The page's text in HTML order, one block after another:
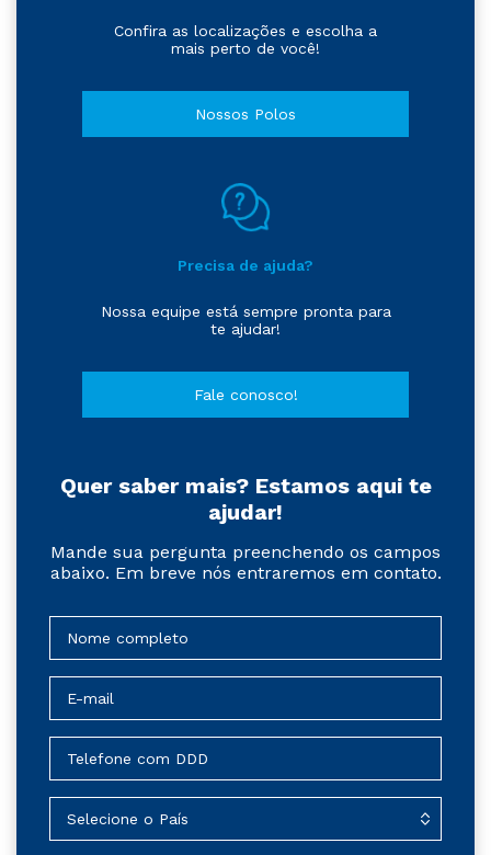
Confira as localizações e escolha a
mais perto de você!
Nossos Polos
Precisa de ajuda?
Nossa equipe está sempre pronta para
te ajudar!
Fale conosco!
Quer saber mais? Estamos aqui te
ajudar!
Mande sua pergunta preenchendo os campos
abaixo. Em breve nós entraremos em contato.